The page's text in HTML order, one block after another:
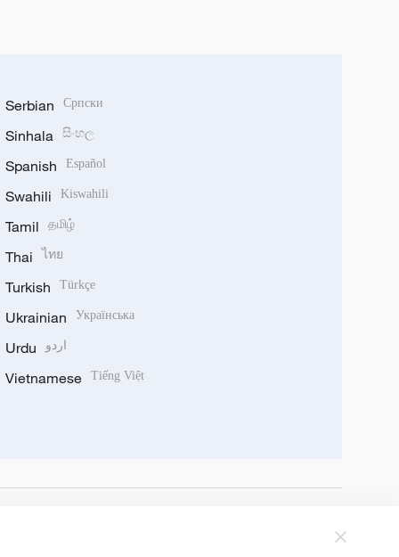
Serbian Српски
Sinhala සිංහල
Spanish Español
Swahili Kiswahili
Tamil தமிழ்
Thai ไทย
Turkish Türkçe
Ukrainian Українська
Urdu اردو
Vietnamese Tiếng Việt